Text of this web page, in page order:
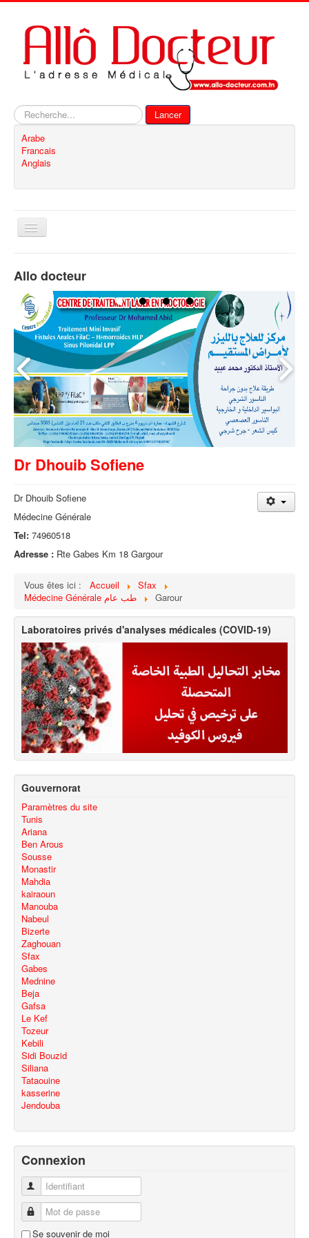
Rechercher
Lancer
Arabe
Francais
Anglais
Basculer
Contact
Allo docteur
Dr Dhouib Sofiene
Dr Dhouib Sofiene
Médecine Générale
Tel: 74960518
Adresse : Rte Gabes Km 18 Gargour
Vous êtes ici : Accueil
Sfax
Médecine Générale طب عام
Garour
Laboratoires privés d'analyses médicales (COVID-19)
Gouvernorat
Paramètres du site
Tunis
Ariana
Ben Arous
Sousse
Monastir
Mahdia
kairaoun
Manouba
Nabeul
Bizerte
Zaghouan
Sfax
Gabes
Mednine
Beja
Gafsa
Le Kef
Tozeur
Kebili
Sidi Bouzid
Siliana
Tataouine
kasserine
Jendouba
Connexion
Identifiant
Mot de passe
Se souvenir de moi